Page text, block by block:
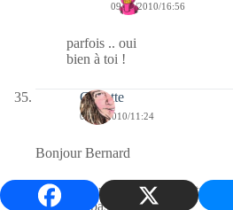
09/03/2010/16:56
parfois .. oui
bien à toi !
Crikette
09/03/2010/11:24
Bonjour Bernard
Aie aie si on remplace les pétales
ne t’aime pas du tout 🙂